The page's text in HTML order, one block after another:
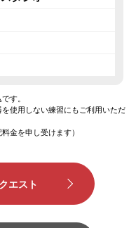
す。
使用しない練習にもご利用いただ
金を申し受けます）